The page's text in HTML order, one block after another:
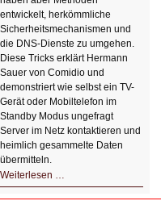
entwickelt, herkömmliche
Sicherheitsmechanismen und
die DNS-Dienste zu umgehen.
Diese Tricks erklärt Hermann
Sauer von Comidio und
demonstriert wie selbst ein TV-
Gerät oder Mobiltelefon im
Standby Modus ungefragt
Server im Netz kontaktieren und
heimlich gesammelte Daten
übermitteln.
Weiterlesen …
DNS